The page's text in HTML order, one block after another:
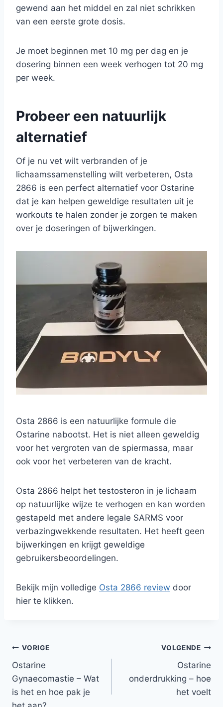
gewend aan het middel en zal niet schrikken
van een eerste grote dosis.
Je moet beginnen met 10 mg per dag en je
dosering binnen een week verhogen tot 20 mg
per week.
Probeer een natuurlijk
alternatief
Of je nu vet wilt verbranden of je
lichaamssamenstelling wilt verbeteren, Osta
2866 is een perfect alternatief voor Ostarine
dat je kan helpen geweldige resultaten uit je
workouts te halen zonder je zorgen te maken
over je doseringen of bijwerkingen.
Osta 2866 is een natuurlijke formule die
Ostarine nabootst. Het is niet alleen geweldig
voor het vergroten van de spiermassa, maar
ook voor het verbeteren van de kracht.
Osta 2866 helpt het testosteron in je lichaam
op natuurlijke wijze te verhogen en kan worden
gestapeld met andere legale SARMS voor
verbazingwekkende resultaten. Het heeft geen
bijwerkingen en krijgt geweldige
gebruikersbeoordelingen.
Bekijk mijn volledige Osta 2866 review door
hier te klikken.
Bericht
navigatie
VORIGE
Ostarine
Gynaecomastie – Wat
is het en hoe pak je
VOLGENDE
Ostarine
onderdrukking – hoe
het voelt